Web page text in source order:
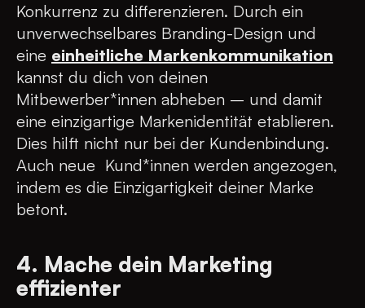
Konkurrenz zu differenzieren. Durch ein
unverwechselbares Branding-Design und
eine einheitliche Markenkommunikation
kannst du dich von deinen
Mitbewerber*innen abheben – und damit
eine einzigartige Markenidentität etablieren.
Dies hilft nicht nur bei der Kundenbindung.
Auch neue Kund*innen werden angezogen,
indem es die Einzigartigkeit deiner Marke
betont.
4. Mache dein Marketing
effizienter